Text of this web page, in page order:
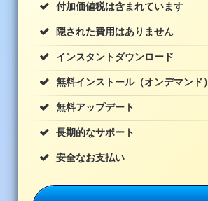
付加価値税は含まれています
隠された費用はありません
インスタントダウンロード
無料インストール（オンデマンド）
無料アップデート
長期的なサポート
安全なお支払い